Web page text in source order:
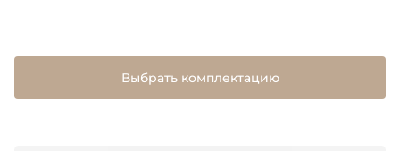
Выбрать комплектацию